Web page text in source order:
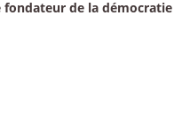
fondateur de la démocratie